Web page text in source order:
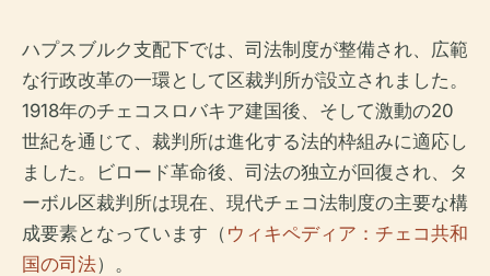
ハプスブルク支配下では、司法制度が整備され、広範
な行政改革の一環として区裁判所が設立されました。
1918年のチェコスロバキア建国後、そして激動の20
世紀を通じて、裁判所は進化する法的枠組みに適応し
ました。ビロード革命後、司法の独立が回復され、タ
ーボル区裁判所は現在、現代チェコ法制度の主要な構
成要素となっています（ ウィキペディア：チェコ共和
国の司法）。